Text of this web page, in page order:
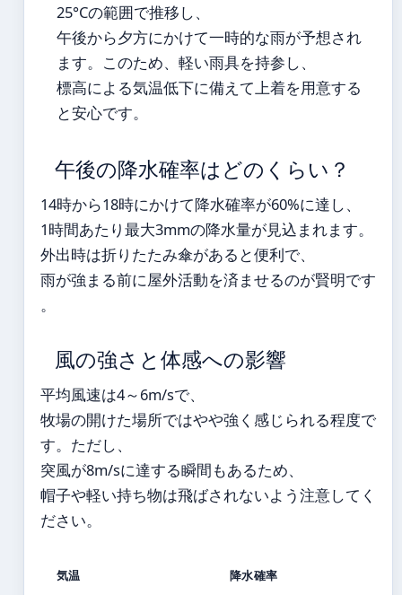
25°Cの範囲で推移し、
午後から夕方にかけて一時的な雨が予想され
ます。このため、軽い雨具を持参し、
標高による気温低下に備えて上着を用意する
と安心です。
午後の降水確率はどのくらい？
14時から18時にかけて降水確率が60%に達し、
1時間あたり最大3mmの降水量が見込まれます。
外出時は折りたたみ傘があると便利で、
雨が強まる前に屋外活動を済ませるのが賢明です
。
風の強さと体感への影響
平均風速は4～6m/sで、
牧場の開けた場所ではやや強く感じられる程度で
す。ただし、
突風が8m/sに達する瞬間もあるため、
帽子や軽い持ち物は飛ばされないよう注意してく
ださい。
気温 降水確率